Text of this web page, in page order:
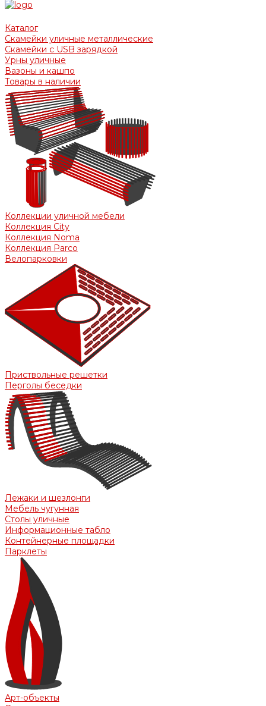
Каталог
Скамейки уличные металлические
Скамейки с USB зарядкой
Урны уличные
Вазоны и кашпо
Товары в наличии
Коллекции уличной мебели
Коллекция City
Коллекция Noma
Коллекция Parco
Велопарковки
Приствольные решетки
Перголы беседки
Лежаки и шезлонги
Мебель чугунная
Столы уличные
Информационные табло
Контейнерные площадки
Парклеты
Арт-объекты